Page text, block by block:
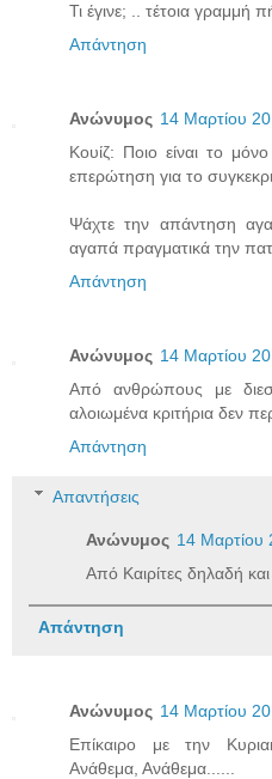
Τι έγινε; .. τέτοια γραμμή
Απάντηση
Ανώνυμος 14 Μαρτίου
Koυίζ: Ποιο είναι το
επερώτηση για το
Ψάχτε την απάντηση
αγαπά πραγματικά την
Απάντηση
Ανώνυμος 14 Μαρτίου
Από ανθρώπους με
αλοιωμένα κριτήρια δεν
Απάντηση
Απαντήσεις
Ανώνυμος 14 Μαρτίου
Από Καιρίτες δηλαδή
Απάντηση
Ανώνυμος 14 Μαρτίου
Επίκαιρο με την
Ανάθεμα, Ανάθεμα......